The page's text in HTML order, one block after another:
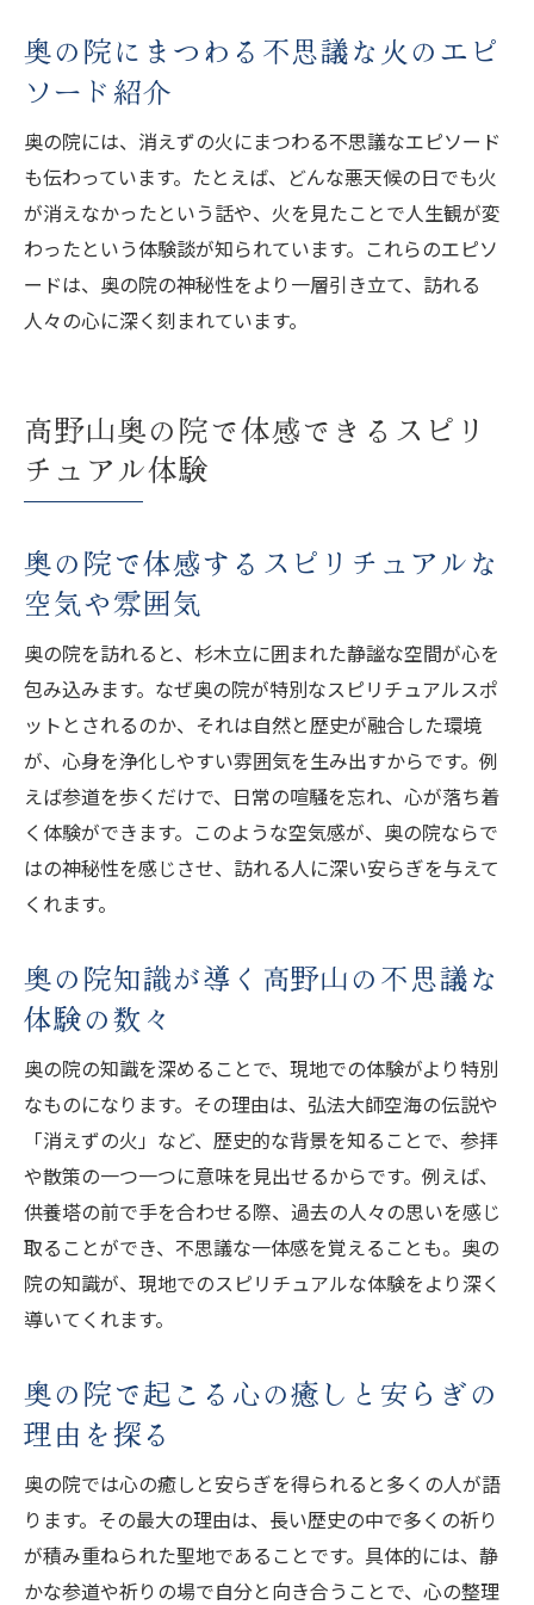
奥の院にまつわる不思議な火のエピ
ソード紹介
奥の院には、消えずの火にまつわる不思議なエピソード
も伝わっています。たとえば、どんな悪天候の日でも火
が消えなかったという話や、火を見たことで人生観が変
わったという体験談が知られています。これらのエピソ
ードは、奥の院の神秘性をより一層引き立て、訪れる
人々の心に深く刻まれています。
高野山奥の院で体感できるスピリ
チュアル体験
奥の院で体感するスピリチュアルな
空気や雰囲気
奥の院を訪れると、杉木立に囲まれた静謐な空間が心を
包み込みます。なぜ奥の院が特別なスピリチュアルスポ
ットとされるのか、それは自然と歴史が融合した環境
が、心身を浄化しやすい雰囲気を生み出すからです。例
えば参道を歩くだけで、日常の喧騒を忘れ、心が落ち着
く体験ができます。このような空気感が、奥の院ならで
はの神秘性を感じさせ、訪れる人に深い安らぎを与えて
くれます。
奥の院知識が導く高野山の不思議な
体験の数々
奥の院の知識を深めることで、現地での体験がより特別
なものになります。その理由は、弘法大師空海の伝説や
「消えずの火」など、歴史的な背景を知ることで、参拝
や散策の一つ一つに意味を見出せるからです。例えば、
供養塔の前で手を合わせる際、過去の人々の思いを感じ
取ることができ、不思議な一体感を覚えることも。奥の
院の知識が、現地でのスピリチュアルな体験をより深く
導いてくれます。
奥の院で起こる心の癒しと安らぎの
理由を探る
奥の院では心の癒しと安らぎを得られると多くの人が語
ります。その最大の理由は、長い歴史の中で多くの祈り
が積み重ねられた聖地であることです。具体的には、静
かな参道や祈りの場で自分と向き合うことで、心の整理